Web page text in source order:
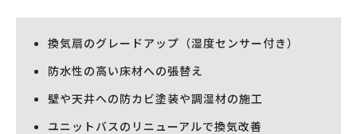
換気扇のグレードアップ（湿度センサー付き）
防水性の高い床材への張替え
壁や天井への防カビ塗装や調湿材の施工
ユニットバスのリニューアルで換気改善